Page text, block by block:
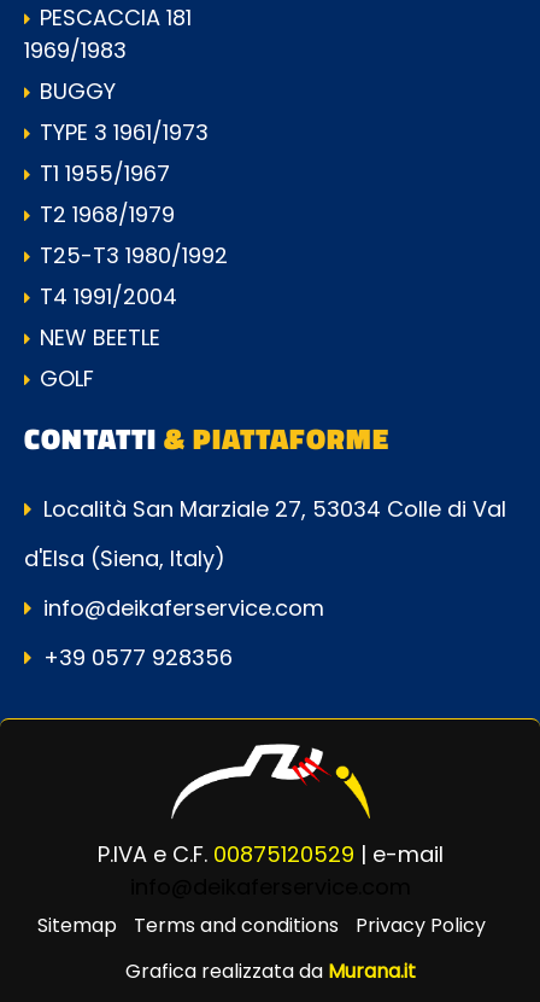
PESCACCIA 181
1969/1983
BUGGY
TYPE 3 1961/1973
T1 1955/1967
T2 1968/1979
T25-T3 1980/1992
T4 1991/2004
NEW BEETLE
GOLF
CONTATTI& PIATTAFORME
Località San Marziale 27, 53034 Colle di Val
d'Elsa (Siena, Italy)
info@deikaferservice.com
+39 0577 928356
P.IVA e C.F. 00875120529 | e-mail
Sitemap Terms and conditions
Privacy Policy
Grafica realizzata da Murana.it
Powered byPassepartout